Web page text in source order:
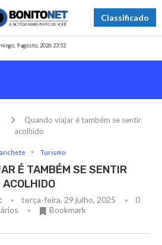
Classificado
9 agosto, 2026 23:52
Quando viajar é também se sentir
acolhido
Turismo
É TAMBÉM SE SENTIR
ACOLHIDO
terça-feira, 29 julho, 2025
0
Bookmark